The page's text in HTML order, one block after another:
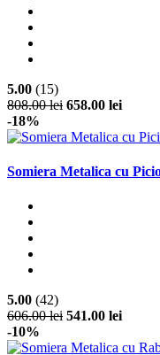
5.00 (15)
808.00 lei 658.00 lei
-18%
Somiera Metalica cu
5.00 (42)
606.00 lei 541.00 lei
-10%